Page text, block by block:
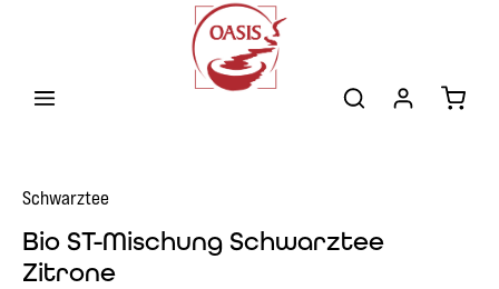
Schwarztee
Bio ST-Mischung Schwarztee
Zitrone